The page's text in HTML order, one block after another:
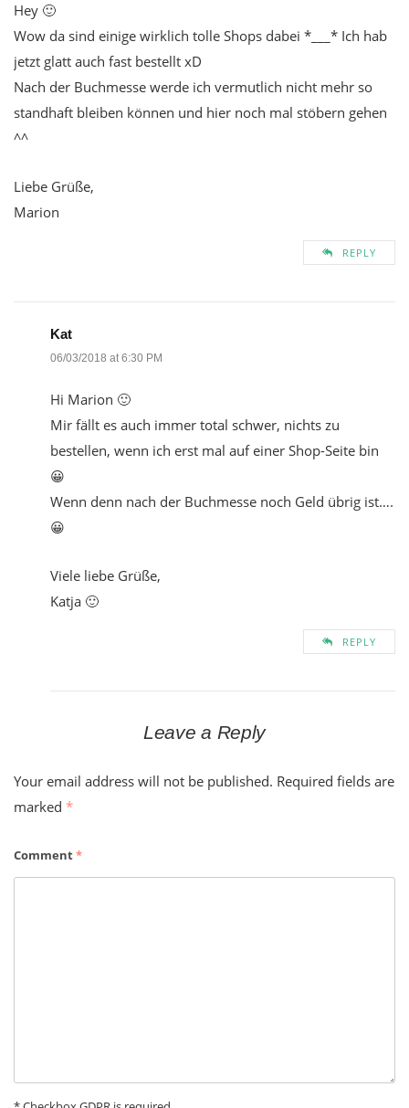
Hey 🙂
Wow da sind einige wirklich tolle Shops dabei *___* Ich hab
jetzt glatt auch fast bestellt xD
Nach der Buchmesse werde ich vermutlich nicht mehr so
standhaft bleiben können und hier noch mal stöbern gehen
^^
Liebe Grüße,
Marion
REPLY
Kat
06/03/2018 at 6:30 PM
Hi Marion 🙂
Mir fällt es auch immer total schwer, nichts zu
bestellen, wenn ich erst mal auf einer Shop-Seite bin
😀
Wenn denn nach der Buchmesse noch Geld übrig ist….
😀
Viele liebe Grüße,
Katja 🙂
REPLY
Leave a Reply
Your email address will not be published. Required fields are
marked *
Comment*